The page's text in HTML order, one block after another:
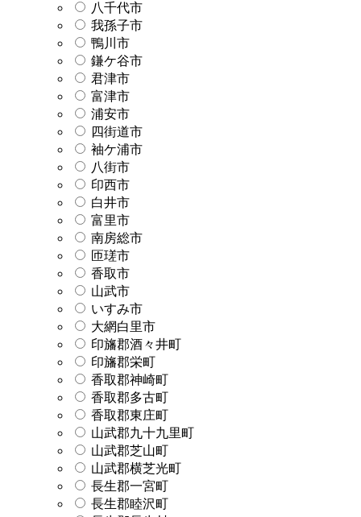
八千代市
我孫子市
鴨川市
鎌ケ谷市
君津市
富津市
浦安市
四街道市
袖ケ浦市
八街市
印西市
白井市
富里市
南房総市
匝瑳市
香取市
山武市
いすみ市
大網白里市
印旛郡酒々井町
印旛郡栄町
香取郡神崎町
香取郡多古町
香取郡東庄町
山武郡九十九里町
山武郡芝山町
山武郡横芝光町
長生郡一宮町
長生郡睦沢町